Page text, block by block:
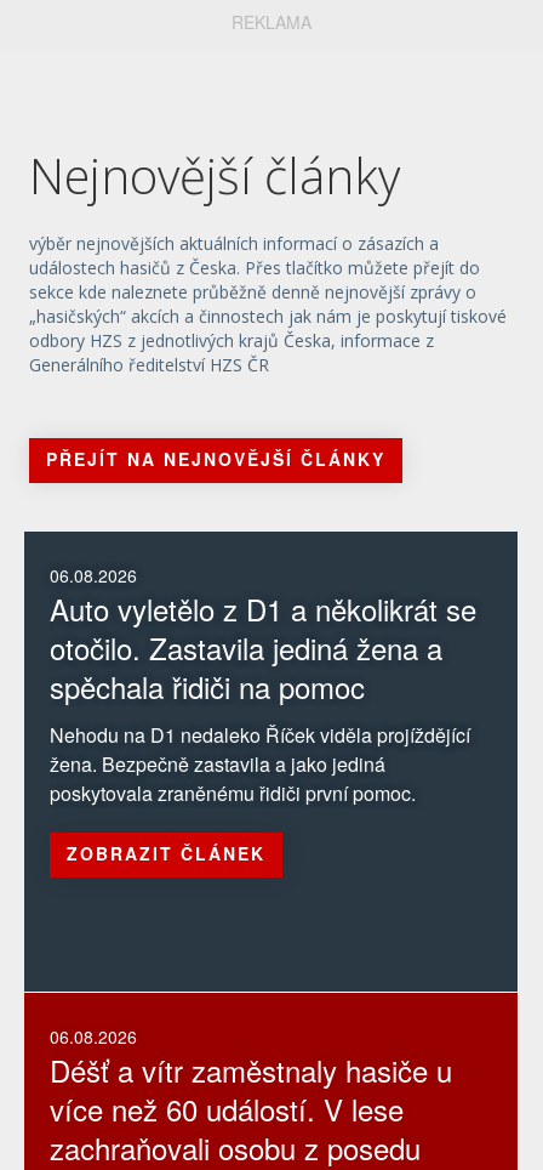
REKLAMA
Nejnovější články
výběr nejnovějších aktuálních informací o zásazích a
událostech hasičů z Česka. Přes tlačítko můžete přejít do
sekce kde naleznete průběžně denně nejnovější zprávy o
„hasičských“ akcích a činnostech jak nám je poskytují tiskové
odbory HZS z jednotlivých krajů Česka, informace z
Generálního ředitelství HZS ČR
PŘEJÍT NA NEJNOVĚJŠÍ ČLÁNKY
06.08.2026
Auto vyletělo z D1 a několikrát se
otočilo. Zastavila jediná žena a
spěchala řidiči na pomoc
Nehodu na D1 nedaleko Říček viděla projíždějící
žena. Bezpečně zastavila a jako jediná
poskytovala zraněnému řidiči první pomoc.
ZOBRAZIT ČLÁNEK
06.08.2026
Déšť a vítr zaměstnaly hasiče u
více než 60 událostí. V lese
zachraňovali osobu z posedu